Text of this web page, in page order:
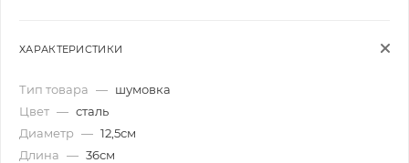
ХАРАКТЕРИСТИКИ
Тип товара — шумовка
Цвет — сталь
Диаметр — 12,5см
Длина — 36см